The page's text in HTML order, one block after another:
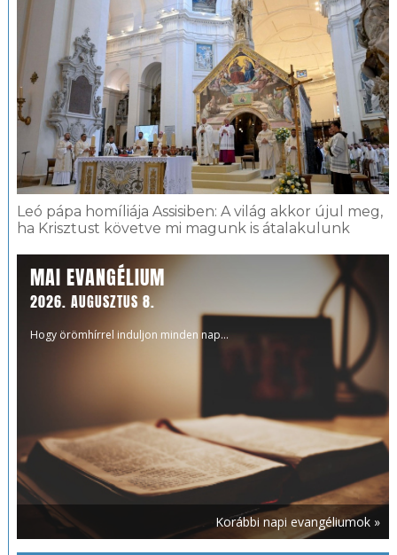
Leó pápa homíliája Assisiben: A világ akkor újul meg,
ha Krisztust követve mi magunk is átalakulunk
MAI EVANGÉLIUM
2026. AUGUSZTUS 8.
Hogy örömhírrel induljon minden nap...
Korábbi napi evangéliumok »